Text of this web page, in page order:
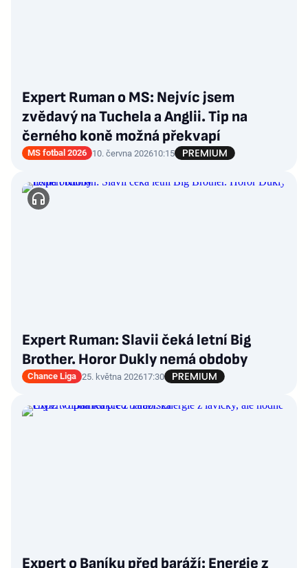
Expert Ruman o MS: Nejvíc jsem
zvědavý na Tuchela a Anglii. Tip na
černého koně možná překvapí
MS fotbal 2026 10. června 202610:15
Expert Ruman: Slavii čeká letní Big
Brother. Horor Dukly nemá obdoby
Chance Liga 25. května 202617:30
Expert o Baníku před baráží: Energie z